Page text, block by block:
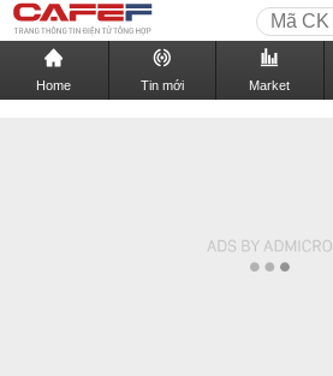
Home Tin mới Market